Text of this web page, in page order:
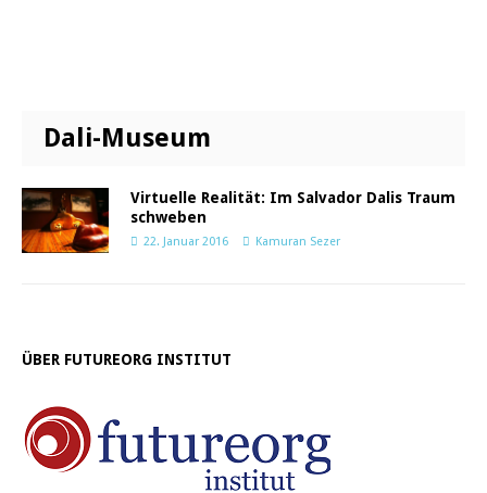
Dali-Museum
Virtuelle Realität: Im Salvador Dalis Traum
schweben
22. Januar 2016 Kamuran Sezer
ÜBER FUTUREORG INSTITUT